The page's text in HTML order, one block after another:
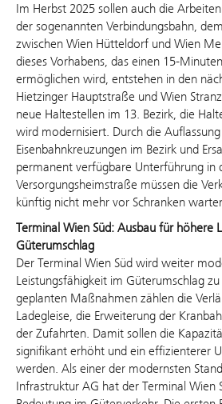
Im Herbst 2025 sollen auch die
der sogenannten Verbindungsbahn,
zwischen Wien Hütteldorf und Wien
dieses Vorhabens, das einen 15-
ermöglichen wird, entstehen in den
Hietzinger Hauptstraße und Wien
neue Haltestellen im 13. Bezirk, die
wird modernisiert. Durch die
Eisenbahnkreuzungen im Bezirk und
permanent verfügbare Unterführung in
Versorgungsheimstraße müssen die
künftig nicht mehr vor Schranken
Terminal Wien Süd: Ausbau für höhere
Güterumschlag
Der Terminal Wien Süd wird weiter
Leistungsfähigkeit im Güterumschlag
geplanten Maßnahmen zählen die
Ladegleise, die Erweiterung der
der Zufahrten. Damit sollen die
signifikant erhöht und ein effizienterer
werden. Als einer der modernsten
Infrastruktur AG hat der Terminal Wien